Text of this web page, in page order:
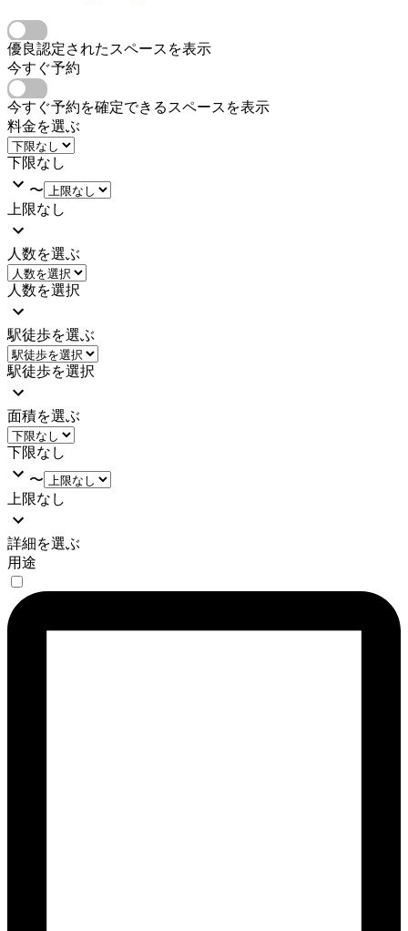
優良認定されたスペースを表示
今すぐ予約
今すぐ予約を確定できるスペースを表示
料金を選ぶ
下限なし
〜
上限なし
人数を選ぶ
人数を選択
駅徒歩を選ぶ
駅徒歩を選択
面積を選ぶ
下限なし
〜
上限なし
詳細を選ぶ
用途